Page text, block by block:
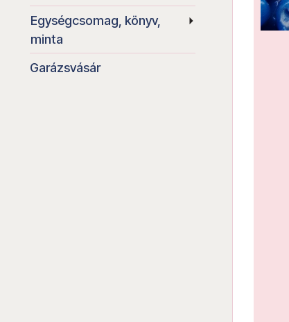
Egységcsomag, könyv,
minta
Garázsvásár